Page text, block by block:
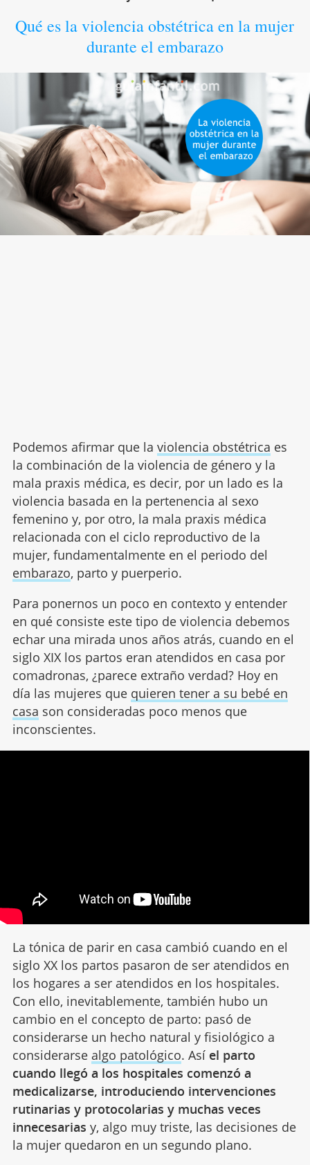
Qué es la violencia obstétrica en la mujer
durante el embarazo
Podemos afirmar que la violencia obstétrica es
la combinación de la violencia de género y la
mala praxis médica, es decir, por un lado es la
violencia basada en la pertenencia al sexo
femenino y, por otro, la mala praxis médica
relacionada con el ciclo reproductivo de la
mujer, fundamentalmente en el periodo del
embarazo, parto y puerperio.
Para ponernos un poco en contexto y entender
en qué consiste este tipo de violencia debemos
echar una mirada unos años atrás, cuando en el
siglo XIX los partos eran atendidos en casa por
comadronas, ¿parece extraño verdad? Hoy en
día las mujeres que quieren tener a su bebé en
casa son consideradas poco menos que
inconscientes.
La tónica de parir en casa cambió cuando en el
siglo XX los partos pasaron de ser atendidos en
los hogares a ser atendidos en los hospitales.
Con ello, inevitablemente, también hubo un
cambio en el concepto de parto: pasó de
considerarse un hecho natural y fisiológico a
considerarse algo patológico. Así el parto
cuando llegó a los hospitales comenzó a
medicalizarse, introduciendo intervenciones
rutinarias y protocolarias y muchas veces
innecesarias y, algo muy triste, las decisiones de
la mujer quedaron en un segundo plano.